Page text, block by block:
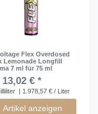
Flex Overdosed
Lemonade Longfill
7 ml für 75 ml
13,02 € *
| 1.978,57 € / Liter
Artikel anzeigen